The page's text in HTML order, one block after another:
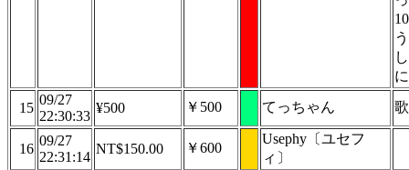
15
09/27
22:30:33
¥500 ￥500 てっちゃん
16
09/27
22:31:14
NT$150.00 ￥600
Usephy〔ユセフ
ィ〕